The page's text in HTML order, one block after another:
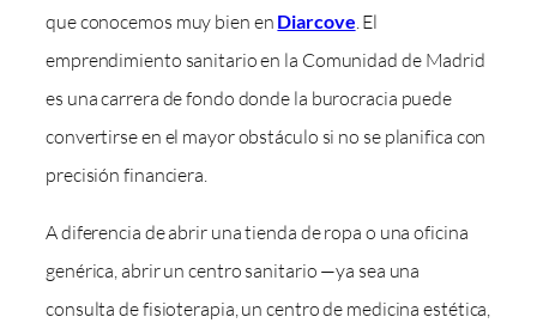
que conocemos muy bien en Diarcove. El
emprendimiento sanitario en la Comunidad de Madrid
es una carrera de fondo donde la burocracia puede
convertirse en el mayor obstáculo si no se planifica con
precisión financiera.
A diferencia de abrir una tienda de ropa o una oficina
genérica, abrir un centro sanitario —ya sea una
consulta de fisioterapia, un centro de medicina estética,